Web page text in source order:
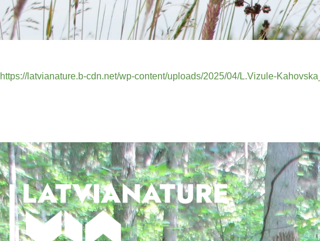
https://latvianature.b-cdn.net/wp-content/uploads/2025/04/L.Vizule-